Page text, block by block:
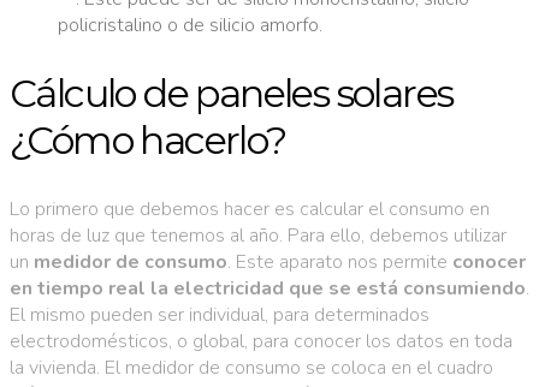
policristalino o de silicio amorfo.
Cálculo de paneles solares
¿Cómo hacerlo?
Lo primero que debemos hacer es calcular el consumo en
horas de luz que tenemos al año. Para ello, debemos utilizar
un medidor de consumo. Este aparato nos permite conocer
en tiempo real la electricidad que se está consumiendo.
El mismo pueden ser individual, para determinados
electrodomésticos, o global, para conocer los datos en toda
la vivienda. El medidor de consumo se coloca en el cuadro